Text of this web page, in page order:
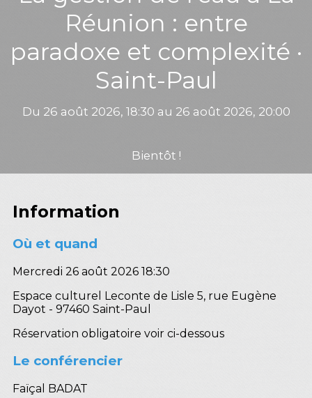
Réunion : entre
paradoxe et complexité ·
Saint-Paul
Du 26 août 2026, 18:30 au 26 août 2026, 20:00
Bientôt !
Information
Où et quand
Mercredi 26 août 2026 18:30
Espace culturel Leconte de Lisle 5, rue Eugène
Dayot - 97460 Saint-Paul
Réservation obligatoire voir ci-dessous
Le conférencier
Faïçal BADAT